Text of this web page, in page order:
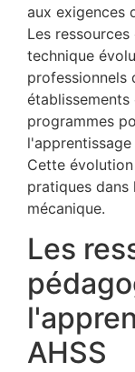
aux exigences
Les
technique
professionnels
programmes
Cette
pratiques
mécanique.
Les
AHSS